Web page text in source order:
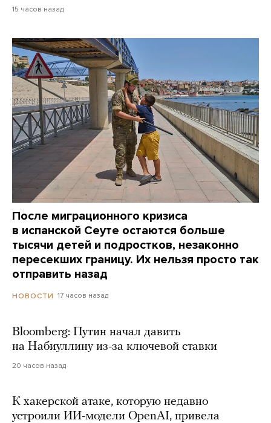
15 часов назад
После миграционного кризиса
в испанской Сеуте остаются больше
тысячи детей и подростков, незаконно
пересекших границу. Их нельзя просто так
отправить назад
НОВОСТИ 17 часов назад
Bloomberg: Путин начал давить
на Набиуллину из-за ключевой ставки
20 часов назад
К хакерской атаке, которую недавно
устроили ИИ-модели OpenAI, привела